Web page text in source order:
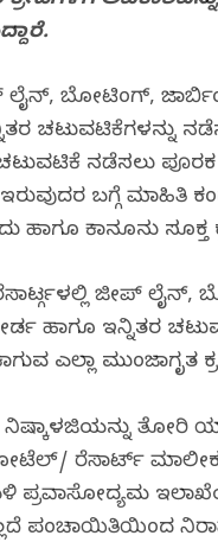
ಲೈನ್, ಬೋಟಿಂಗ್,
ಚಟುವಟಿಕೆಗಳನ್ನು
ಚಟುವಟಿಕೆ ನಡೆಸಲು
ಬಗ್ಗೆ ಮಾಹಿತಿ
ಹಾಗೂ ಕಾನೂನು ಸೂಕ್ತ
ಜೀಪ್
ಹಾಗೂ ಇನ್ನಿತರ
ಎಲ್ಲಾ ಮುಂಜಾಗೃತ
ತೋರಿ
ರೆಸಾರ್ಟ್ ಮಾಲೀಕರೆ
ಪ್ರವಾಸೋದ್ಯಮ
ಪಂಚಾಯಿತಿಯಿಂದ